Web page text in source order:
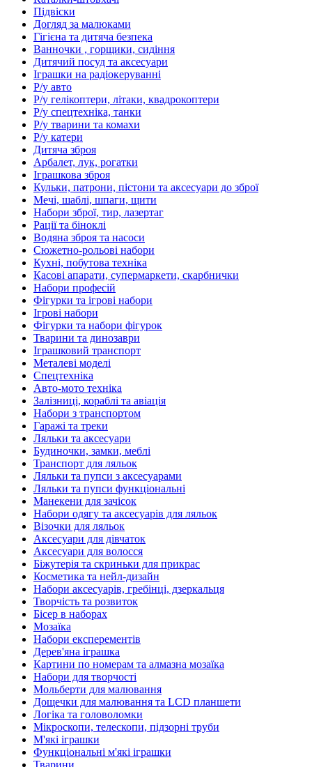
Підвіски
Догляд за малюками
Гігієна та дитяча безпека
Ванночки , горщики, сидіння
Дитячий посуд та аксесуари
Іграшки на радіокеруванні
Р/у авто
Р/у гелікоптери, літаки, квадрокоптери
Р/у спецтехніка, танки
Р/у тварини та комахи
Р/у катери
Дитяча зброя
Арбалет, лук, рогатки
Іграшкова зброя
Кульки, патрони, пістони та аксесуари до зброї
Мечі, шаблі, шпаги, щити
Набори зброї, тир, лазертаг
Рації та біноклі
Водяна зброя та насоси
Сюжетно-рольові набори
Кухні, побутова техніка
Касові апарати, супермаркети, скарбнички
Набори професій
Фігурки та ігрові набори
Ігрові набори
Фігурки та набори фігурок
Тварини та динозаври
Іграшковий транспорт
Металеві моделі
Спецтехніка
Авто-мото техніка
Залізниці, кораблі та авіація
Набори з транспортом
Гаражі та треки
Ляльки та аксесуари
Будиночки, замки, меблі
Транспорт для ляльок
Ляльки та пупси з аксесуарами
Ляльки та пупси функціональні
Манекени для зачісок
Набори одягу та аксесуарів для ляльок
Візочки для ляльок
Аксесуари для дівчаток
Аксесуари для волосся
Біжутерія та скриньки для прикрас
Косметика та нейл-дизайн
Набори аксесуарів, гребінці, дзеркальця
Творчість та розвиток
Бісер в наборах
Мозаїка
Набори експерементів
Дерев'яна іграшка
Картини по номерам та алмазна мозаїка
Набори для творчості
Мольберти для малювання
Дощечки для малювання та LCD планшети
Логіка та головоломки
Мікроскопи, телескопи, підзорні труби
М'які іграшки
Функціональні м'які іграшки
Тварини